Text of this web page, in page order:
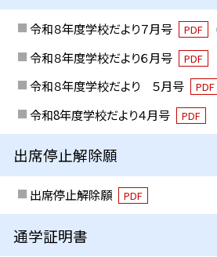
令和８年度学校だより７月号 PDF
令和８年度学校だより６月号
PDF
令和８年度学校だより ５月号 PDF
令和8年度学校だより４月号 PDF
出席停止解除願
出席停止解除願 PDF
通学証明書